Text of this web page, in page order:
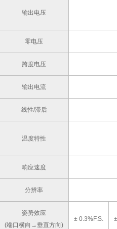
输出电压
零电压
跨度电压
输出电流
线性/滞后
温度特性
响应速度
分辨率
姿势效应
(端口横向→垂直方向)
± 0.3%F.S.